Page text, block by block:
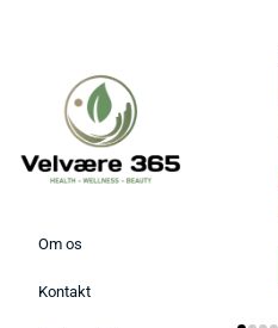
Om os
Kontakt